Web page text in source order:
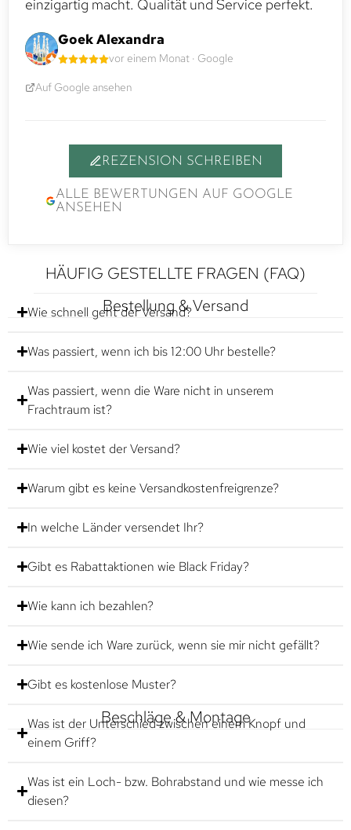
einzigartig macht. Qualität und Service perfekt.
Goek Alexandra
vor einem Monat · Google
Auf Google ansehen
REZENSION SCHREIBEN
ALLE BEWERTUNGEN AUF GOOGLE
ANSEHEN
HÄUFIG GESTELLTE FRAGEN (FAQ)
Bestellung & Versand
Wie schnell geht der Versand?
Was passiert, wenn ich bis 12:00 Uhr bestelle?
Was passiert, wenn die Ware nicht in unserem
Frachtraum ist?
Wie viel kostet der Versand?
Warum gibt es keine Versandkostenfreigrenze?
In welche Länder versendet Ihr?
Gibt es Rabattaktionen wie Black Friday?
Wie kann ich bezahlen?
Wie sende ich Ware zurück, wenn sie mir nicht gefällt?
Gibt es kostenlose Muster?
Beschläge & Montage
Was ist der Unterschied zwischen einem Knopf und
einem Griff?
Was ist ein Loch- bzw. Bohrabstand und wie messe ich
diesen?